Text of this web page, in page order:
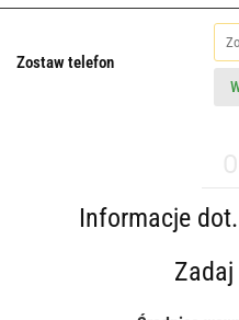
Zostaw telefon
Informacje